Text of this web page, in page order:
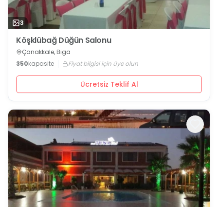
3
Köşklübağ Düğün Salonu
Çanakkale, Biga
350kapasite Fiyat bilgisi için üye olun
Ücretsiz Teklif Al